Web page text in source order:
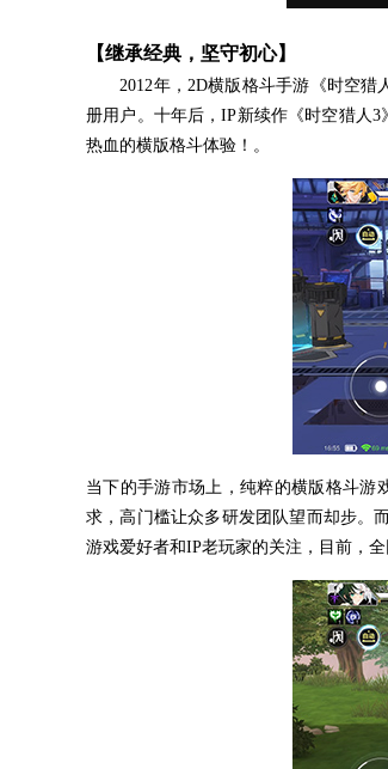
【继承经典，坚守初心】
2012年，2D横版格斗手游《时空猎
册用户。十年后，IP新续作《时空猎人
热血的横版格斗体验！。
当下的手游市场上，纯粹的横版格斗游
求，高门槛让众多研发团队望而却步。
游戏爱好者和IP老玩家的关注，目前，